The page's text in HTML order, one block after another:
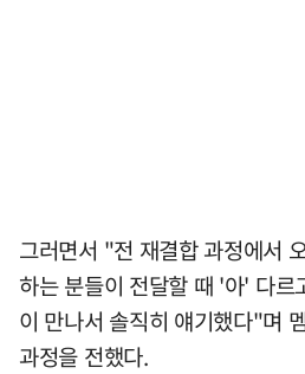
그러면서 "전 재결합 과정에서
하는 분들이 전달할 때 '아' 다
이 만나서 솔직히 얘기했다"며
과정을 전했다.